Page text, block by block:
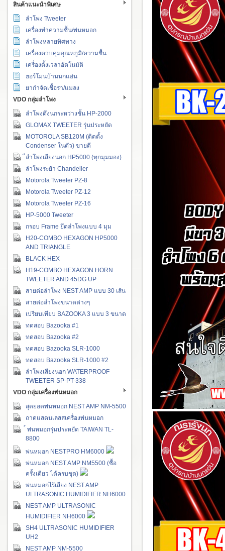
สินค้าแนะนำพิเศษ
ลำโพง Tweeter
เครื่องทำความชื้น/พ่นหมอก
ลำโพงหลายทิศทาง
เครื่องควบคุมอุณหภูมิ/ความชื้น
เครื่องตั้งเวลาอัตโนมัติ
ฮอร์โมนบ้านนกแอ่น
ยากำจัดเชื้อรา/แมลง
VDO กลุ่มลำโพง
ลำโพงดึงนกระหว่างชั้น HP-2000
GLOMAX TWEETER รุ่นประหยัด
MOTOROLA SB120M (ติดตั้ง
Condenser ในตัว) ขายดี
็ลำโพงเสียงนอก HP5000 (ทุกมุมมอง)
ลำโพงระย้า Chandelier
Motorola Tweeter PZ-8
Motorola Tweeter PZ-12
Motorola Tweeter PZ-16
HP-5000 Tweeter
กรอบ Frame ยึดลำโพงแบบ 4 มุม
H20-COMBO HEXAGON HP5000
AND TRIANGLE
BLACK HEX
H19-COMBO HEXAGON HORN
TWEETER AND 45DG UP
สายต่อลำโพง NEST AMP แบบ 30 เส้น
สายต่อลำโพงขนาดต่างๆ
เปรียบเทียบ BAZOOKA 3 แบบ 3 ขนาด
ทดสอบ Bazooka #1
ทดสอบ Bazooka #2
ทดสอบ Bazooka SLR-1000
ทดสอบ Bazooka SLR-1000 #2
ลำโพงเสียงนอก WATERPROOF
TWEETER SP-PT-338
VDO กลุ่มเครื่องพ่นหมอก
สุดยอดพ่นหมอก NEST AMP NM-5500
ถาดแสตนเลสสเครื่องพ่นหมอก
์ พ่นหมอกรุ่นประหยัด TAIWAN TL-
8800
พ่นหมอก NESTPRO HM6000
พ่นหมอก NEST AMP NM5500 (ซื้อ
ครั้งเดียว ได้ครบชุด)
พ่นหมอกไร้เสียง NEST AMP
ULTRASONIC HUMIDIFIER NH6000
NEST AMP ULTRASONIC
HUMIDIFIER NH6000
SH4 ULTRASONIC HUMIDIFIER
UH2
NEST AMP NM-5500